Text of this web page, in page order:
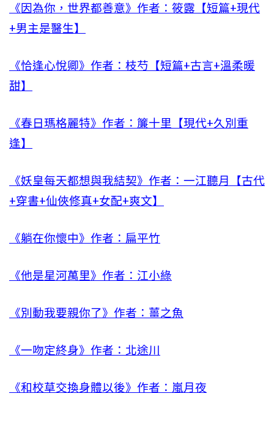
《因為你，世界都善意》作者：筱露【短篇+現代
+男主是醫生】
《恰逢心悅卿》作者：枝芍【短篇+古言+溫柔暖
甜】
《春日瑪格麗特》作者：簾十里【現代+久別重
逢】
《妖皇每天都想與我結契》作者：一江聽月【古代
+穿書+仙俠修真+女配+爽文】
《躺在你懷中》作者：扁平竹
《他是星河萬里》作者：江小綠
《別動我要親你了》作者：薑之魚
《一吻定終身》作者：北途川
《和校草交換身體以後》作者：嵐月夜